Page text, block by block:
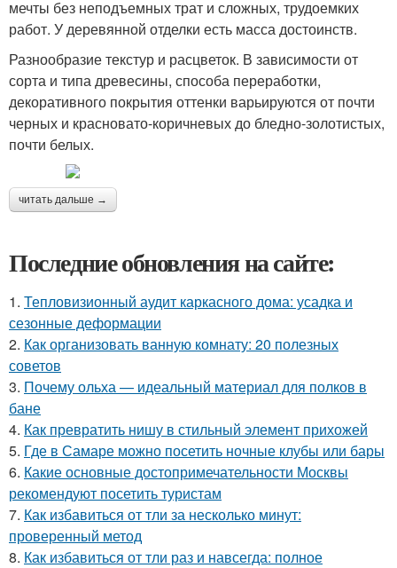
мечты без неподъемных трат и сложных, трудоемких
работ. У деревянной отделки есть масса достоинств.
Разнообразие текстур и расцветок. В зависимости от
сорта и типа древесины, способа переработки,
декоративного покрытия оттенки варьируются от почти
черных и красновато-коричневых до бледно-золотистых,
почти белых.
читать дальше →
Последние обновления на сайте:
1. Тепловизионный аудит каркасного дома: усадка и
сезонные деформации
2. Как организовать ванную комнату: 20 полезных
советов
3. Почему ольха — идеальный материал для полков в
бане
4. Как превратить нишу в стильный элемент прихожей
5. Где в Самаре можно посетить ночные клубы или бары
6. Какие основные достопримечательности Москвы
рекомендуют посетить туристам
7. Как избавиться от тли за несколько минут:
проверенный метод
8. Как избавиться от тли раз и навсегда: полное